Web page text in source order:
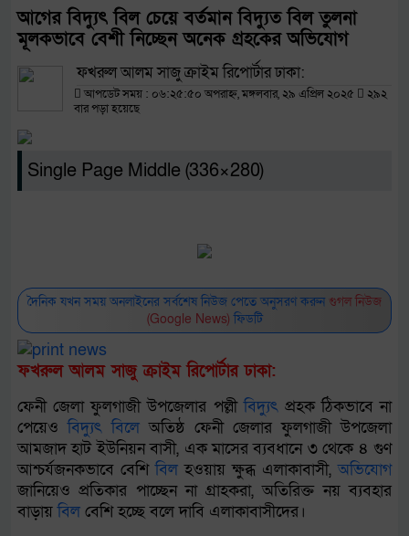
আগের বিদ্যুৎ বিল চেয়ে বর্তমান বিদ্যুত বিল তুলনা
মূলকভাবে বেশী নিচ্ছেন অনেক গ্রহকের অভিযোগ
ফখরুল আলম সাজু ক্রাইম রিপোর্টার ঢাকা:
আপডেট সময় : ০৬:২৫:৫০ অপরাহ্ন, মঙ্গলবার, ২৯ এপ্রিল ২০২৫
২৯২
বার পড়া হয়েছে
Single Page Middle (336×280)
দৈনিক যখন সময় অনলাইনের সর্বশেষ নিউজ পেতে অনুসরণ করুন গুগল নিউজ
(Google News) ফিডটি
ফখরুল আলম সাজু ক্রাইম রিপোর্টার ঢাকা:
ফেনী জেলা ফুলগাজী উপজেলার পল্লীবিদ্যুৎপ্রহক ঠিকভাবে না
পেয়েওবিদ্যুৎ বিল ে অতিষ্ঠ ফেনী জেলার ফুলগাজী উপজেলা
আমজাদ হাট ইউনিয়ন বাসী, এক মাসের ব্যবধানে ৩ থেকে ৪ গুণ
আশ্চর্যজনকভাবে বেশিবিল হওয়ায় ক্ষুব্ধ এলাকাবাসী,অভিযোগ
জানিয়েও প্রতিকার পাচ্ছেন না গ্রাহকরা, অতিরিক্ত নয় ব্যবহার
বাড়ায়বিল বেশি হচ্ছে বলে দাবি এলাকাবাসীদের।